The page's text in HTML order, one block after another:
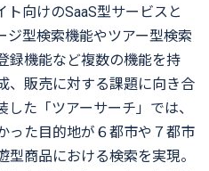
ト向けのSaaS型サービスと
ジ型検索機能やツアー型検索
録機能など複数の機能を持
、販売に対する課題に向き合
た「ツアーサーチ」では、
った目的地が６都市や７都市
商品における検索を実現。